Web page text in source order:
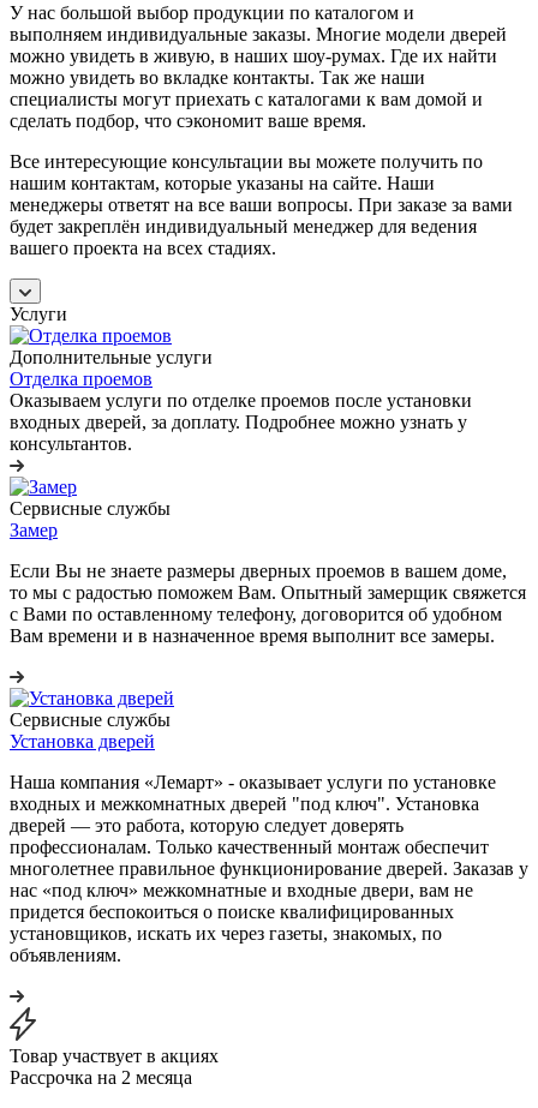
У нас большой выбор продукции по каталогом и
выполняем индивидуальные заказы. Многие модели дверей
можно увидеть в живую, в наших шоу-румах. Где их найти
можно увидеть во вкладке контакты. Так же наши
специалисты могут приехать с каталогами к вам домой и
сделать подбор, что сэкономит ваше время.
Все интересующие консультации вы можете получить по
нашим контактам, которые указаны на сайте. Наши
менеджеры ответят на все ваши вопросы. При заказе за вами
будет закреплён индивидуальный менеджер для ведения
вашего проекта на всех стадиях.
Услуги
Дополнительные услуги
Отделка проемов
Оказываем услуги по отделке проемов после установки
входных дверей, за доплату. Подробнее можно узнать у
консультантов.
Сервисные службы
Замер
Если Вы не знаете размеры дверных проемов в вашем доме,
то мы с радостью поможем Вам. Опытный замерщик свяжется
с Вами по оставленному телефону, договорится об удобном
Вам времени и в назначенное время выполнит все замеры.
Сервисные службы
Установка дверей
Наша компания «Лемарт» - оказывает услуги по установке
входных и межкомнатных дверей "под ключ". Установка
дверей — это работа, которую следует доверять
профессионалам. Только качественный монтаж обеспечит
многолетнее правильное функционирование дверей. Заказав у
нас «под ключ» межкомнатные и входные двери, вам не
придется беспокоиться о поиске квалифицированных
установщиков, искать их через газеты, знакомых, по
объявлениям.
Товар участвует в акциях
Рассрочка на 2 месяца